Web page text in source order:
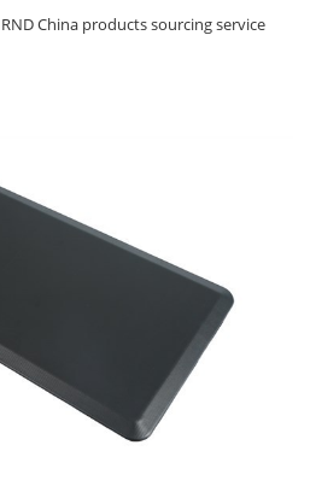
RND China products sourcing service